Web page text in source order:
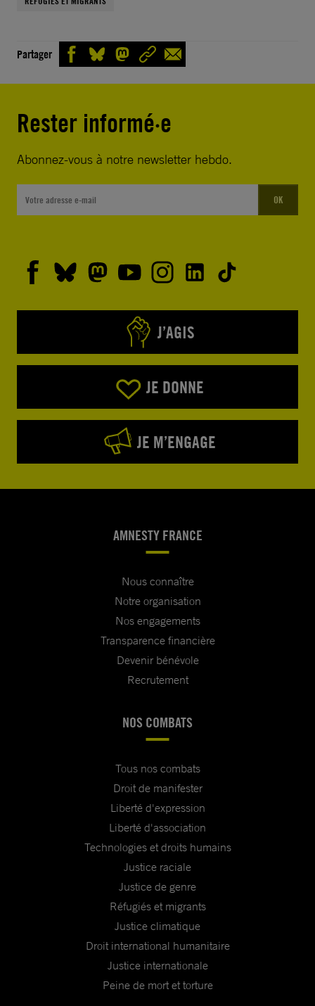
Partager
Rester informé·e
Abonnez-vous à notre newsletter hebdo.
OK
J’AGIS
JE DONNE
JE M’ENGAGE
AMNESTY FRANCE
Nous connaître
Notre organisation
Nos engagements
Transparence financière
Devenir bénévole
Recrutement
NOS COMBATS
Tous nos combats
Droit de manifester
Liberté d'expression
Liberté d'association
Technologies et droits humains
Justice raciale
Justice de genre
Réfugiés et migrants
Justice climatique
Droit international humanitaire
Justice internationale
Peine de mort et torture